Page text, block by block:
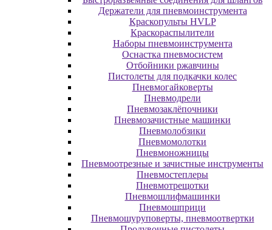
Держатели для пневмоинструмента
Краскопульты HVLP
Краскораспылители
Наборы пневмоинструмента
Оснастка пневмосистем
Отбойники ржавчины
Пистолеты для подкачки колес
Пневмогайковерты
Пневмодрели
Пневмозаклёпочники
Пневмозачистные машинки
Пневмолобзики
Пневмомолотки
Пневмоножницы
Пневмоотрезные и зачистные инструменты
Пневмостеплеры
Пневмотрещотки
Пневмошлифмашинки
Пневмошприци
Пневмошуруповерты, пневмоотвертки